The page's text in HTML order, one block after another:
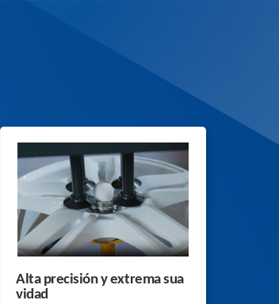
Alta precisión y extrema sua
vidad